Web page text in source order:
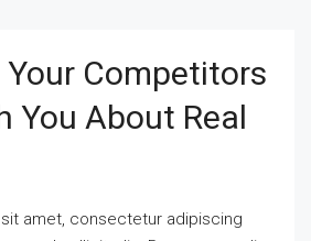
Your Competitors
You About Real
amet, consectetur adipiscing